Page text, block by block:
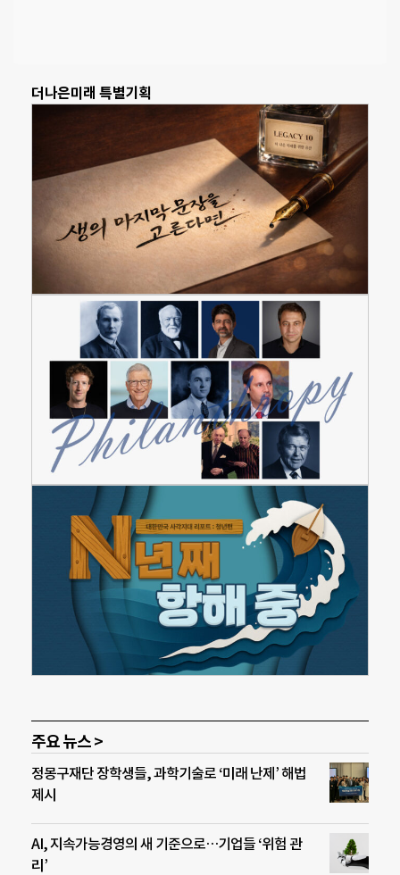
더나은미래 특별기획
주요 뉴스 >
정몽구재단 장학생들, 과학기술로 ‘미래 난제’ 해법
제시
AI, 지속가능경영의 새 기준으로…기업들 ‘위험 관
리’